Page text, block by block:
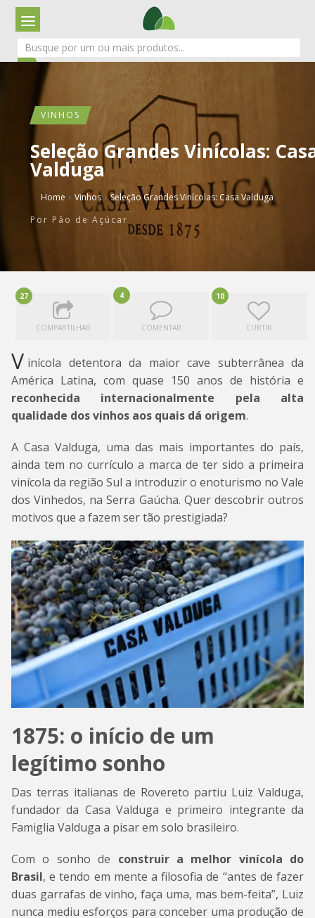
VINHOS
Seleção Grandes Vinícolas:
Valduga
Home › Vinhos › Seleção Grandes Vinícolas: Casa Valduga
Por Pão de Açúcar
27
COMPARTILHAR
4
COMENTAR
10
CURTIR
V inícola detentora da maior cave subterrânea da
América Latina, com quase 150 anos de história e
reconhecida internacionalmente pela alta
qualidade dos vinhos aos quais dá origem.
A Casa Valduga, uma das mais importantes do país,
ainda tem no currículo a marca de ter sido a primeira
vinícola da região Sul a introduzir o enoturismo no Vale
dos Vinhedos, na Serra Gaúcha. Quer descobrir outros
motivos que a fazem ser tão prestigiada?
1875: o início de um
legítimo sonho
Das terras italianas de Rovereto partiu Luiz Valduga,
fundador da Casa Valduga e primeiro integrante da
Famiglia Valduga a pisar em solo brasileiro.
Com o sonho de construir a melhor vinícola do
Brasil, e tendo em mente a filosofia de “antes de fazer
duas garrafas de vinho, faça uma, mas bem-feita”, Luiz
nunca mediu esforços para conceber uma produção de